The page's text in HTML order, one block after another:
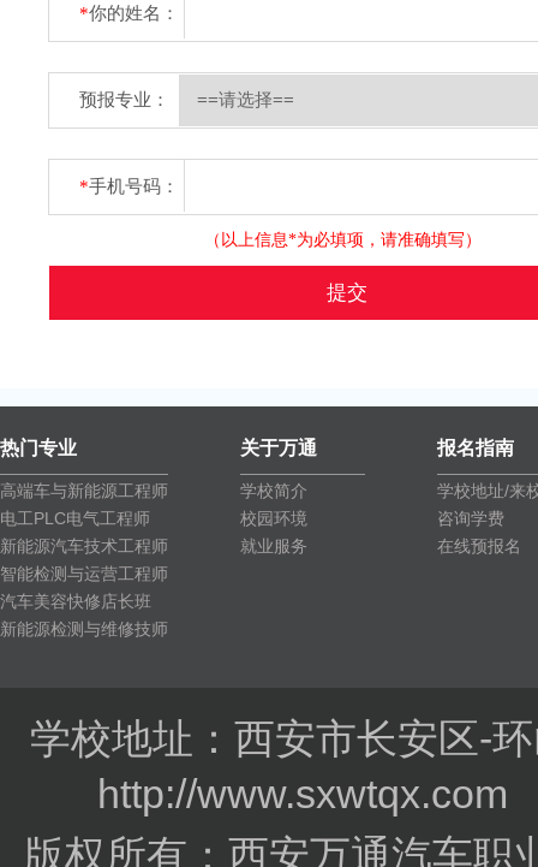
*你的姓名：
预报专业：
*手机号码：
（以上信息*为必填项，请准确填写）
热门专业
高端车与新能源工程师
电工PLC电气工程师
新能源汽车技术工程师
智能检测与运营工程师
汽车美容快修店长班
新能源检测与维修技师
关于万通
学校简介
校园环境
就业服务
报名指南
学校地址/来
咨询学费
在线预报名
学校地址：西安市长安区-
http://
版权所有：西安万通汽车